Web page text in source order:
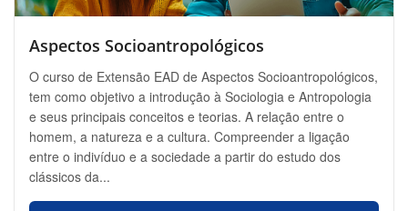
Aspectos Socioantropológicos
O curso de Extensão EAD de Aspectos Socioantropológicos,
tem como objetivo a introdução à Sociologia e Antropologia
e seus principais conceitos e teorias. A relação entre o
homem, a natureza e a cultura. Compreender a ligação
entre o indivíduo e a sociedade a partir do estudo dos
clássicos da...